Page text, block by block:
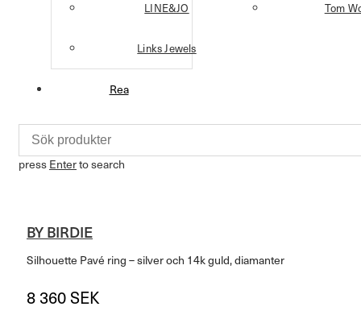
LINE&JO
Links Jewels
Tom
Rea
press Enterto search
BY BIRDIE
Silhouette Pavé ring – silver och 14k guld, diamanter
8 360SEK